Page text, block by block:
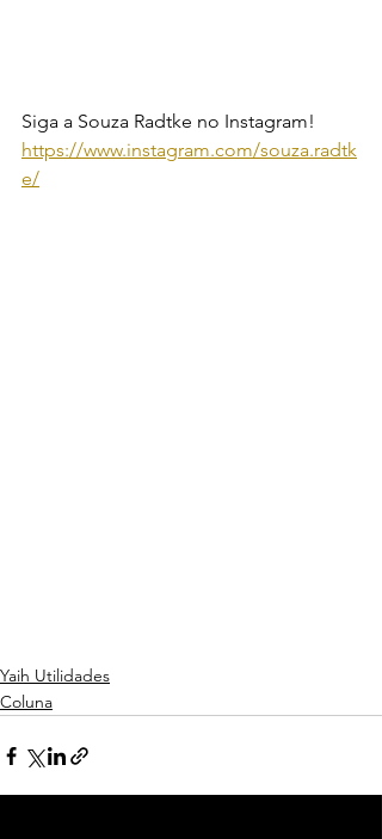
Siga a Souza Radtke no Instagram!
https://www.instagram.com/souza.radtk
e/
Yaih Utilidades
Coluna